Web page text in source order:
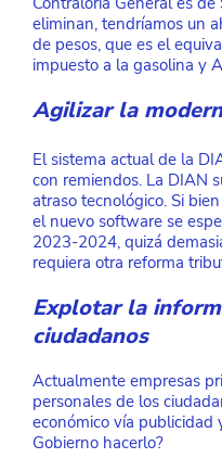
eliminan, tendríamos un
de pesos, que es el
impuesto a la gasolina y
Agilizar la
El sistema actual de la
con remiendos. La DIAN
atraso tecnológico. Si
el nuevo software se
2023-2024, quizá
requiera otra reforma
Explotar la
ciudadanos
Actualmente empresas
personales de los
económico vía publicidad
Gobierno hacerlo?